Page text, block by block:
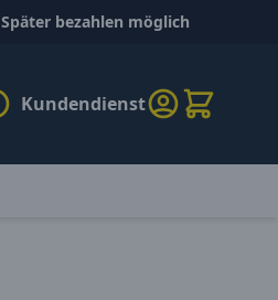
Später bezahlen möglich
Kundendienst